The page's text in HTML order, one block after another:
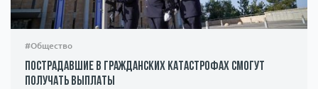
#Общество
Пострадавшие в гражданских катастрофах смогут
получать выплаты